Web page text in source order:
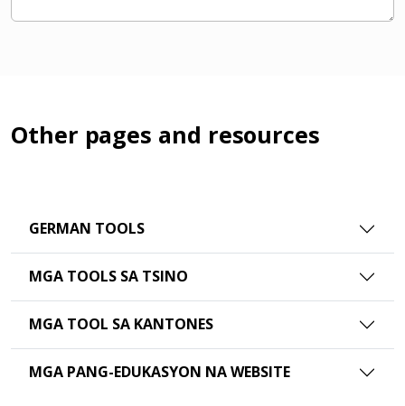
Other pages and resources
GERMAN TOOLS
MGA TOOLS SA TSINO
MGA TOOL SA KANTONES
MGA PANG-EDUKASYON NA WEBSITE